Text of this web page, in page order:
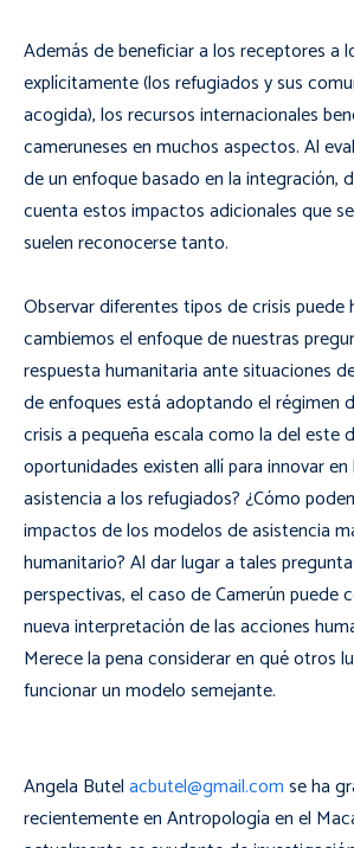
Además de beneficiar a los receptores a
explícitamente (los refugiados y sus
acogida), los recursos internacionales
cameruneses en muchos aspectos. Al
de un enfoque basado en la integración,
cuenta estos impactos adicionales que
suelen reconocerse tanto.
Observar diferentes tipos de crisis puede
cambiemos el enfoque de nuestras
respuesta humanitaria ante situaciones
de enfoques está adoptando el régimen
crisis a pequeña escala como la del este
oportunidades existen allí para innovar
asistencia a los refugiados? ¿Cómo
impactos de los modelos de asistencia
humanitario? Al dar lugar a tales
perspectivas, el caso de Camerún puede
nueva interpretación de las acciones
Merece la pena considerar en qué otros
funcionar un modelo semejante.
Angela Butelacbutel@gmail.comse ha
recientemente en Antropología en el